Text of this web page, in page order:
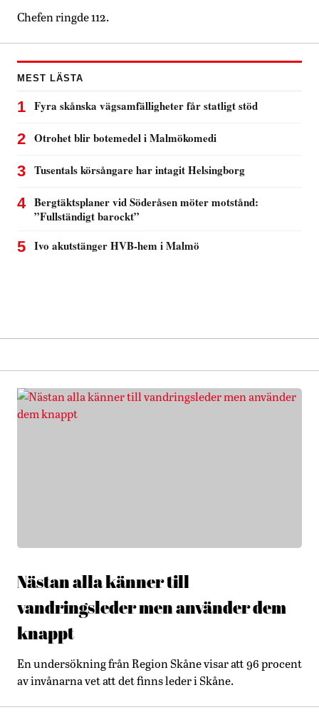
Chefen ringde 112.
Nästan alla känner till
vandringsleder men använder dem
knappt
En undersökning från Region Skåne visar att 96 procent
av invånarna vet att det finns leder i Skåne.